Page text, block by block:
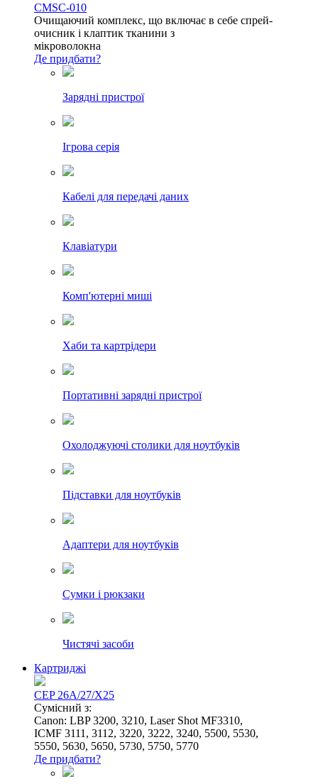
CMSC-010
Очищаючий комплекс, що включає в себе спрей-
очисник і клаптик тканини з
мікроволокна
Де придбати?
Зарядні пристрої
Ігрова серія
Кабелі для передачі даних
Клавіатури
Комп'ютерні миші
Хаби та картрідери
Портативні зарядні пристрої
Охолоджуючі столики для ноутбуків
Підставки для ноутбуків
Адаптери для ноутбуків
Сумки і рюкзаки
Чистячі засоби
Картриджі
CEP 26A/27/X25
Сумісний з:
Canon: LBP 3200, 3210, Laser Shot MF3310,
ICMF 3111, 3112, 3220, 3222, 3240, 5500, 5530,
5550, 5630, 5650, 5730, 5750, 5770
Де придбати?